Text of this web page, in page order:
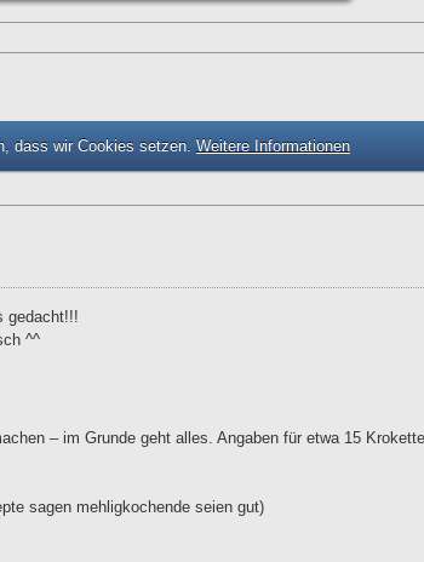
dass wir Cookies setzen. Weitere Informationen
gedacht!!!
^^
– im Grunde geht alles. Angaben für etwa 15
sagen mehligkochende seien gut)